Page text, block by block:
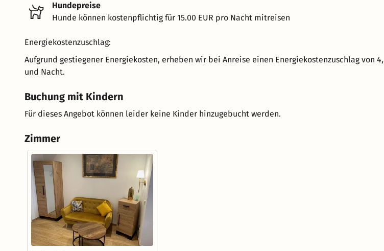
Hundepreise
Hunde können kostenpflichtig für 15.00 EUR pro Nacht mitreisen
Energiekostenzuschlag:
Aufgrund gestiegener Energiekosten, erheben wir bei Anreise einen Energiekostenzuschlag von
und Nacht.
Buchung mit Kindern
Für dieses Angebot können leider keine Kinder hinzugebucht werden.
Zimmer